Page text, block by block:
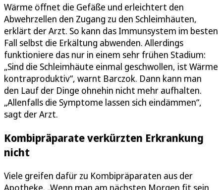
Wärme öffnet die Gefäße und erleichtert den
Abwehrzellen den Zugang zu den Schleimhäuten,
erklärt der Arzt. So kann das Immunsystem im besten
Fall selbst die Erkältung abwenden. Allerdings
funktioniere das nur in einem sehr frühen Stadium:
„Sind die Schleimhäute einmal geschwollen, ist Wärme
kontraproduktiv“, warnt Barczok. Dann kann man
den Lauf der Dinge ohnehin nicht mehr aufhalten.
„Allenfalls die Symptome lassen sich eindämmen“,
sagt der Arzt.
Kombipräparate verkürzten Erkrankung
nicht
Viele greifen dafür zu Kombipräparaten aus der
Apotheke. „Wenn man am nächsten Morgen fit sein